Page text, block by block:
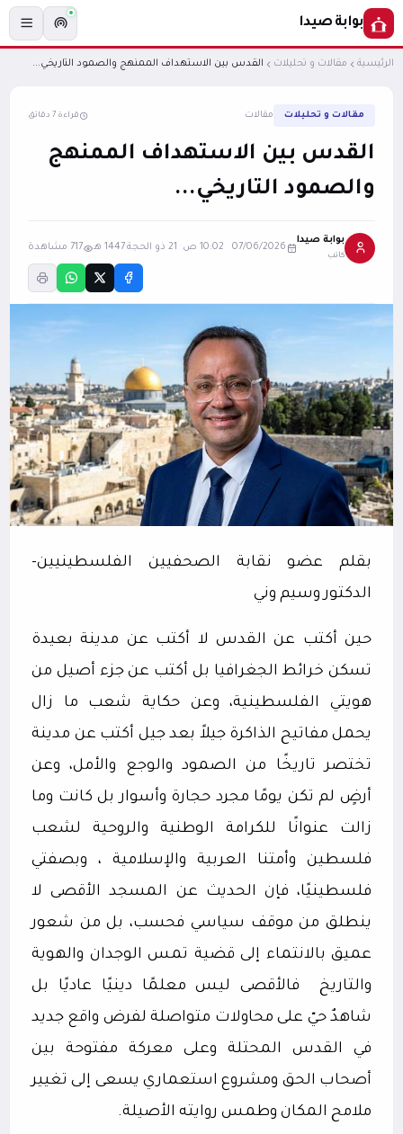
بوابة صيدا
الرئيسية مقالات و تحليلات القدس بين الاستهداف الممنهج والصمود التاريخي...
مقالات و تحليلات مقالات قراءة 7 دقائق
القدس بين الاستهداف الممنهج
والصمود التاريخي...
بوابة صيدا
كاتب
07/06/2026 10:02 ص 21 ذو الحجة 1447 هـ 717 مشاهدة
بقلم عضو نقابة الصحفيين الفلسطينيين-
الدكتور وسيم وني
حين أكتب عن القدس لا أكتب عن مدينة بعيدة
تسكن خرائط الجغرافيا بل أكتب عن جزء أصيل من
هويتي الفلسطينية، وعن حكاية شعب ما زال
يحمل مفاتيح الذاكرة جيلاً بعد جيل أكتب عن مدينة
تختصر تاريخًا من الصمود والوجع والأمل، وعن
أرضٍ لم تكن يومًا مجرد حجارة وأسوار بل كانت وما
زالت عنوانًا للكرامة الوطنية والروحية لشعب
فلسطين وأمتنا العربية والإسلامية ، وبصفتي
فلسطينيًا، فإن الحديث عن المسجد الأقصى لا
ينطلق من موقف سياسي فحسب، بل من شعور
عميق بالانتماء إلى قضية تمس الوجدان والهوية
والتاريخ
فالأقصى ليس معلمًا دينيًا عاديًا بل
شاهدٌ حيّ على محاولات متواصلة لفرض واقع جديد
في القدس المحتلة وعلى معركة مفتوحة بين
أصحاب الحق ومشروع استعماري يسعى إلى تغيير
ملامح المكان وطمس روايته الأصيلة.